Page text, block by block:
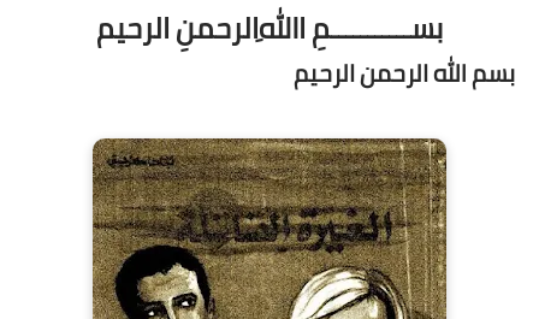
بســـــــــــمِ اﷲِالرحمنِ الرحيم
بسم الله الرحمن الرحيم